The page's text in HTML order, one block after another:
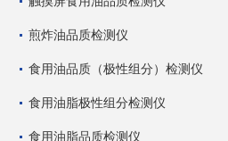
煎炸油品质检测仪
食用油品质（极性组分）检测仪
食用油脂极性组分检测仪
食用油脂品质检测仪